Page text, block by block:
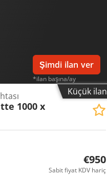
Şimdi ilan ver
*ilan başına/ay
Küçük ilan
1000 x
€950
Sabit fiyat KDV hariç